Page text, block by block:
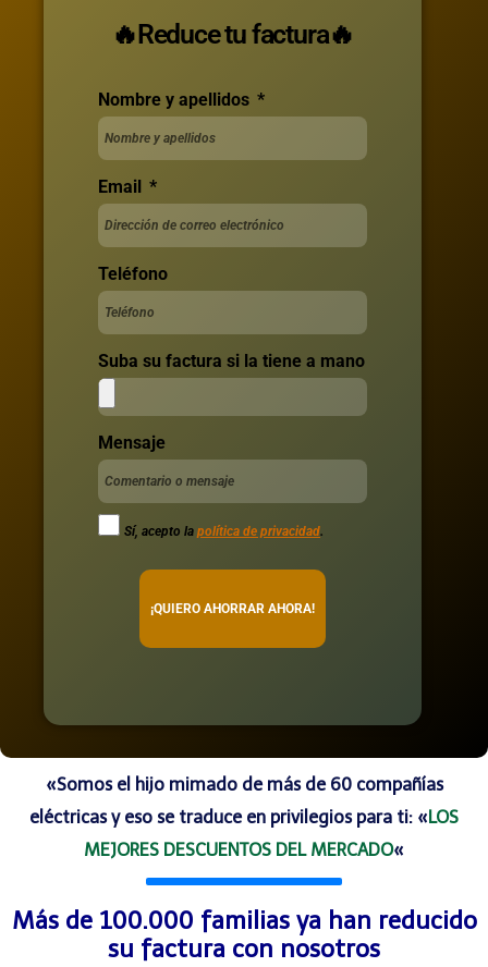
🔥Reduce tu factura🔥
Nombre y apellidos
Email
Teléfono
Suba su factura si la tiene a mano
Mensaje
Sí, acepto la política de privacidad.
¡QUIERO AHORRAR AHORA!
«Somos el hijo mimado de más de 60 compañías
eléctricas y eso se traduce en privilegios para ti: «LOS
MEJORES DESCUENTOS DEL MERCADO«
Más de 100.000 familias ya han reducido
su factura con nosotros